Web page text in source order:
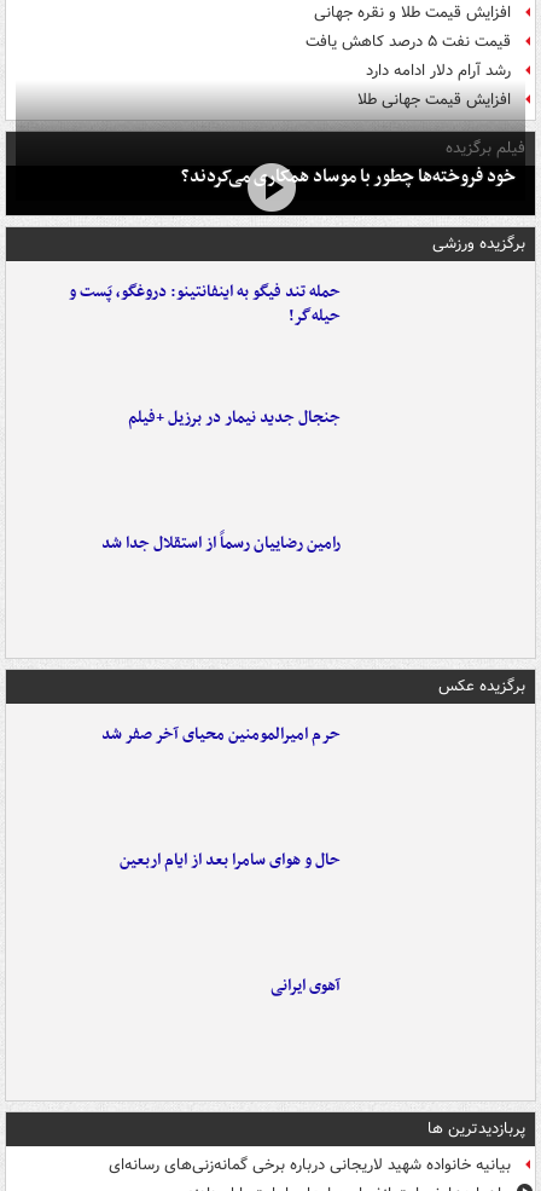
افزایش قیمت طلا و نقره جهانی
قیمت نفت ۵ درصد کاهش یافت
رشد آرام دلار ادامه دارد
افزایش قیمت جهانی طلا
فیلم برگزیده
خود فروخته‌ها چطور با موساد همکاری می‌کردند؟
برگزیده ورزشی
حمله تند فیگو به اینفانتینو: دروغگو، پَست‌ و
حیله‌گر!
جنجال جدید نیمار در برزیل +فیلم
رامین رضاییان رسماً از استقلال جدا شد
برگزیده عکس
حرم امیرالمومنین محیای آخر صفر شد
حال و هوای سامرا بعد از ایام اربعین
آهوی ایرانی
پربازدیدترین ها
بیانیه خانواده شهید لاریجانی درباره برخی گمانه‌زنی‌های رسانه‌ای